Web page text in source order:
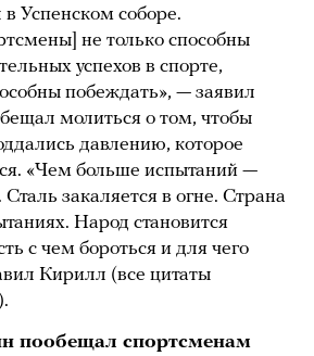
Успенском соборе.
не только способны
успехов в спорте,
побеждать», — заявил
молиться о том, чтобы
давлению, которое
«Чем больше испытаний —
закаляется в огне. Страна
Народ становится
с чем бороться и для чего
Кирилл (все цитаты
).
пообещал спортсменам